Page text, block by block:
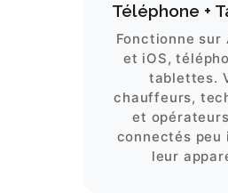
Téléphone +
Fonctionne sur
et iOS,
tablettes.
chauffeurs,
et
connectés peu
leur